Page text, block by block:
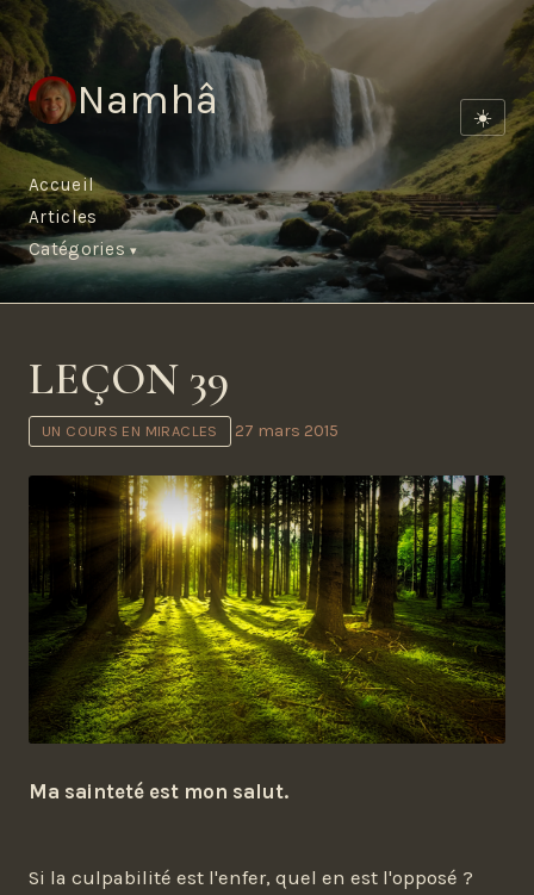
Namhâ ☀️
Accueil
Articles
Catégories
LEÇON 39
UN COURS EN MIRACLES 27 mars 2015
Ma sainteté est mon salut.
Si la culpabilité est l'enfer, quel en est l'opposé ?